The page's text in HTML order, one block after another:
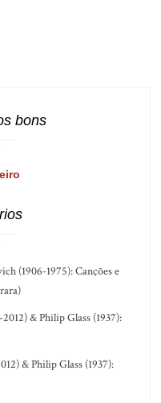
bons
(1906-1975): Canções e
& Philip Glass (1937):
& Philip Glass (1937):